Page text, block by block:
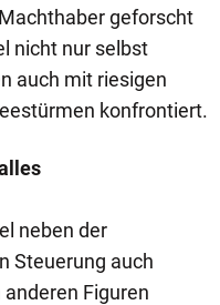
geforscht
nicht nur selbst
auch mit riesigen
konfrontiert.
neben der
Steuerung auch
Figuren